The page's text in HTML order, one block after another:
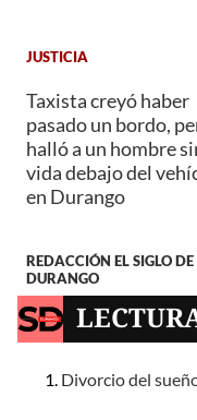
JUSTICIA
Taxista creyó haber
pasado un bordo,
halló a un hombre
vida debajo del
en Durango
REDACCIÓN EL SIGLO DE
DURANGO
Divorcio del